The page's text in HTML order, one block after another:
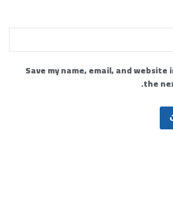
Save my name, email, and
the